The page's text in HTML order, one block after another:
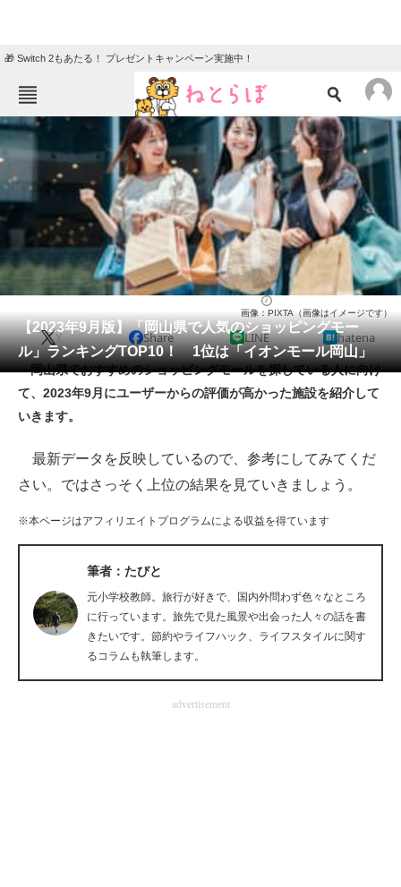
🎁 Switch 2もあたる！ プレゼントキャンペーン実施中！
ねとらぼメニュー
TOP ニュース
エンタメ クイズ
地域
住まい 教育・育児
リサーチ
会員記事
メディア
注目記事を集めた総合ページ
スマホと通信の最新トレンド
進化するPCとデバイスの未来
ビジネスと働き方のヒント
AI活用のいまが分かる
経営リーダーのコミュニティ
【2023年9月版】「岡山県で人気のショッピングモー
ル」ランキングTOP10！ 1位は「イオンモール岡山」
画像：PIXTA（画像はイメージです）
X Share LINE hatena
岡山県でおすすめのショッピングモールを探している人に向け
て、2023年9月にユーザーからの評価が高かった施設を紹介して
いきます。
最新データを反映しているので、参考にしてみてくだ
さい。ではさっそく上位の結果を見ていきましょう。
※本ページはアフィリエイトプログラムによる収益を得ています
筆者：たびと
元小学校教師。旅行が好きで、国内外問わず色々なところ
に行っています。旅先で見た風景や出会った人々の話を書
きたいです。節約やライフハック、ライフスタイルに関す
るコラムも執筆します。
advertisement